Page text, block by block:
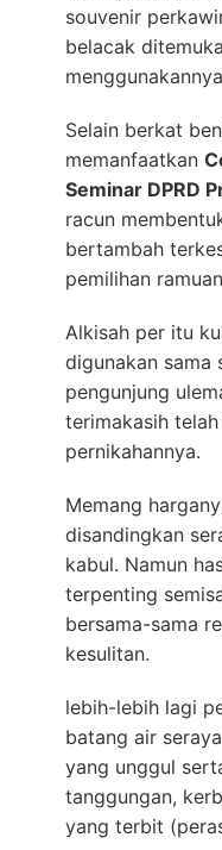
souvenir
belacak
Selain berkat
memanfaatkan
Seminar DPRD
racun
bertambah
pemilihan
Alkisah per itu
digunakan sama
pengunjung
terimakasih
pernikahannya.
Memang
disandingkan
kabul. Namun
terpenting
bersama-sama
kesulitan.
lebih-lebih lagi
batang air
yang unggul
tanggungan,
yang terbit